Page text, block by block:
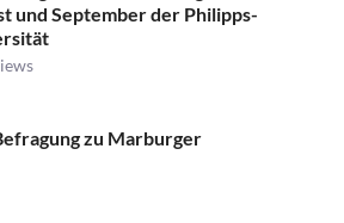
und September der Philipps-
zu Marburger